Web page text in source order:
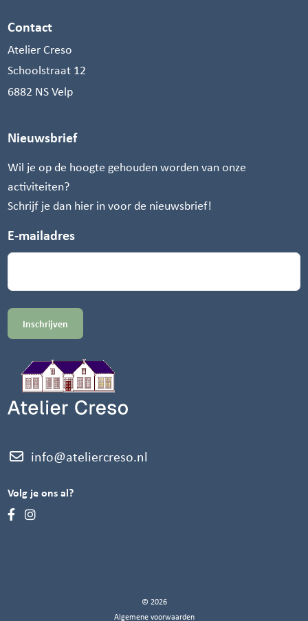
Contact
Atelier Creso
Schoolstraat 12
6882 NS Velp
Nieuwsbrief
Wil je op de hoogte gehouden worden van onze
activiteiten?
Schrijf je dan hier in voor de nieuwsbrief!
E-mailadres
info@ateliercreso.nl
Volg je ons al?
© 2026
Algemene voorwaarden